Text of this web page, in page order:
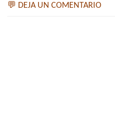
💬 DEJA UN COMENTARIO